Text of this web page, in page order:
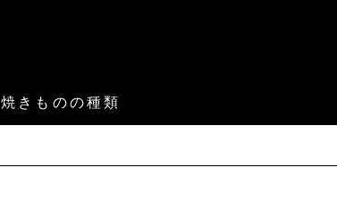
焼きものの種類